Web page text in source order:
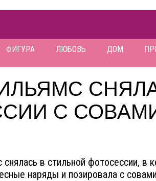
ФИГУРА ЛЮБОВЬ ДОМ
С
в стильной фотосессии, в
наряды и позировала с